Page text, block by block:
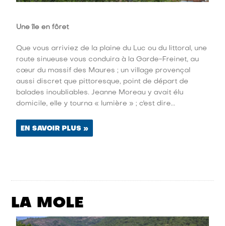
Une île en fôret
Que vous arriviez de la plaine du Luc ou du littoral, une
route sinueuse vous conduira à la Garde-Freinet, au
cœur du massif des Maures ; un village provençal
aussi discret que pittoresque, point de départ de
balades inoubliables. Jeanne Moreau y avait élu
domicile, elle y tourna « lumière » ; c'est dire...
EN SAVOIR PLUS »
LA MOLE